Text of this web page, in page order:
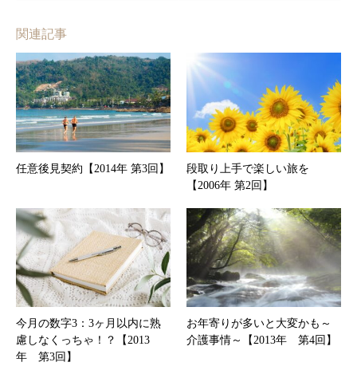
関連記事
任意後見契約【2014年 第3回】
段取り上手で楽しい旅を
【2006年 第2回】
今月の数字3：3ヶ月以内に熟
慮しなくっちゃ！？【2013
年 第3回】
お年寄りが多いと大変かも～
介護事情～【2013年 第4回】